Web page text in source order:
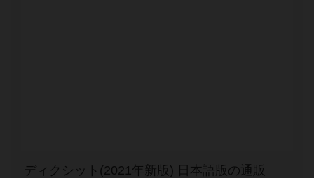
ディクシット(2021年新版) 日本語版の通販